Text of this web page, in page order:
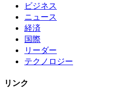
ビジネス
ニュース
経済
国際
リーダー
テクノロジー
リンク